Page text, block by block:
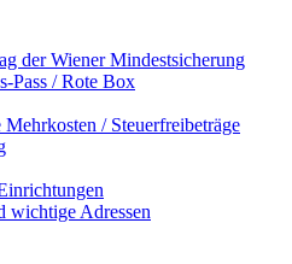
der Wiener Mindestsicherung
Pass / Rote Box
/ Steuerfreibeträge
wichtige Adressen